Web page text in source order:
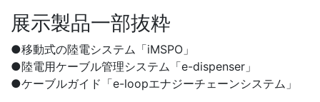
展示製品一部抜粋
●移動式の陸電システム「iMSPO」
●陸電用ケーブル管理システム「e-dispenser」
●ケーブルガイド「e-loopエナジーチェーンシステム」